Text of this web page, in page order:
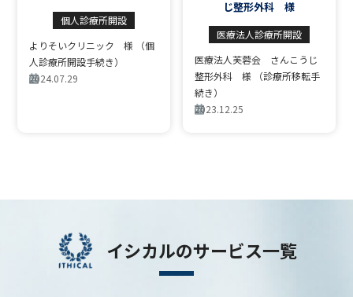
個人診療所開設
よりそいクリニック 様 （個
人診療所開設手続き）
2024.07.29
じ整形外科 様
医療法人診療所開設
医療法人芙蓉会 さんこうじ
整形外科 様 （診療所移転手
続き）
2023.12.25
イシカルのサービス一覧